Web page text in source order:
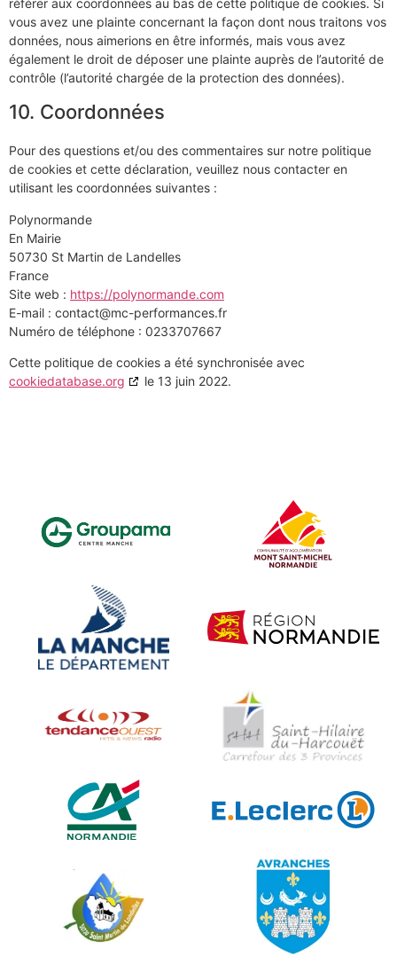
référer aux coordonnées au bas de cette politique de cookies. Si
vous avez une plainte concernant la façon dont nous traitons vos
données, nous aimerions en être informés, mais vous avez
également le droit de déposer une plainte auprès de l’autorité de
contrôle (l’autorité chargée de la protection des données).
10. Coordonnées
Pour des questions et/ou des commentaires sur notre politique
de cookies et cette déclaration, veuillez nous contacter en
utilisant les coordonnées suivantes :
Polynormande
En Mairie
50730 St Martin de Landelles
France
Site web : https://polynormande.com
E-mail : contact@mc-performances.fr
Numéro de téléphone : 0233707667
Cette politique de cookies a été synchronisée avec
cookiedatabase.org
le 13 juin 2022.